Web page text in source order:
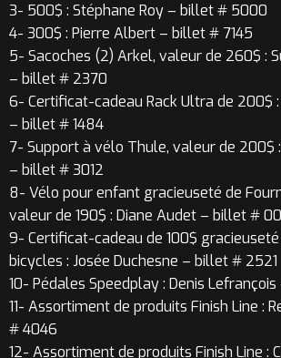
3- 500$ : Stéphane Roy – billet # 5000
4- 300$ : Pierre Albert – billet # 7145
5- Sacoches (2) Arkel, valeur de 260$ :
– billet # 2370
6- Certificat-cadeau Rack Ultra de 200$
– billet # 1484
7- Support à vélo Thule, valeur de 200$
– billet # 3012
8- Vélo pour enfant gracieuseté de
valeur de 190$ : Diane Audet – billet #
9- Certificat-cadeau de 100$ gracieuseté
bicycles : Josée Duchesne – billet # 2521
10- Pédales Speedplay : Denis
11- Assortiment de produits Finish Line :
# 4046
12- Assortiment de produits Finish Line :